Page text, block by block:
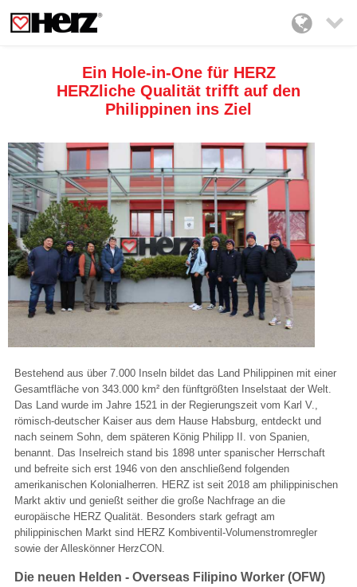

Ein Hole-in-One für HERZ
HERZliche Qualität trifft auf den
Philippinen ins Ziel
Bestehend aus über 7.000 Inseln bildet das Land Philippinen mit einer
Gesamtfläche von 343.000 km² den fünftgrößten Inselstaat der Welt.
Das Land wurde im Jahre 1521 in der Regierungszeit vom Karl V.,
römisch-deutscher Kaiser aus dem Hause Habsburg, entdeckt und
nach seinem Sohn, dem späteren König Philipp II. von Spanien,
benannt. Das Inselreich stand bis 1898 unter spanischer Herrschaft
und befreite sich erst 1946 von den anschließend folgenden
amerikanischen Kolonialherren. HERZ ist seit 2018 am philippinischen
Markt aktiv und genießt seither die große Nachfrage an die
europäische HERZ Qualität. Besonders stark gefragt am
philippinischen Markt sind HERZ Kombiventil-Volumenstromregler
sowie der Alleskönner HerzCON.
Die neuen Helden - Overseas Filipino Worker (OFW)